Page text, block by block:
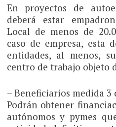
En proyectos de
deberá estar
Local de menos de
caso de empresa, esta
entidades, al menos,
centro de trabajo objeto
– Beneficiarios medida 3
Podrán obtener
autónomos y pymes